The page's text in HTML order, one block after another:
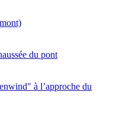
du pont
à l’approche du